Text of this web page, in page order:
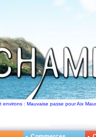
environs : Mauvaise passe pour Aix